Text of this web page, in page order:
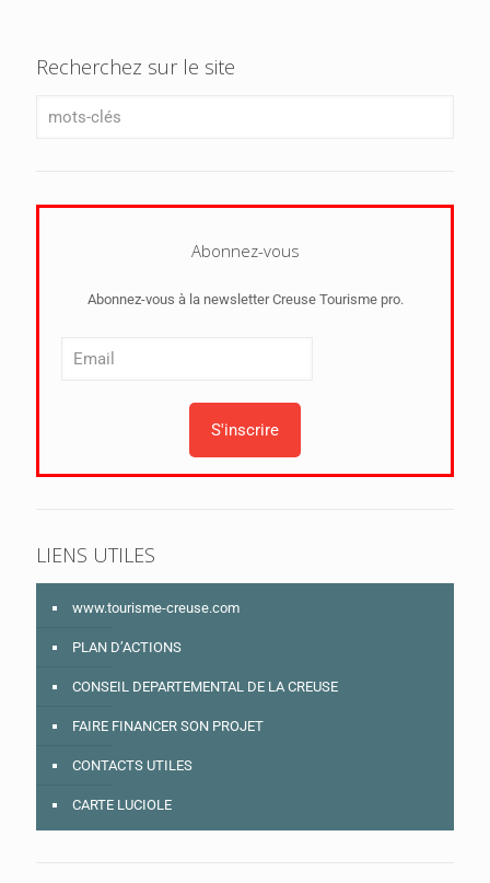
Recherchez sur le site
Abonnez-vous
Abonnez-vous à la newsletter Creuse Tourisme pro.
LIENS UTILES
www.tourisme-creuse.com
PLAN D’ACTIONS
CONSEIL DEPARTEMENTAL DE LA CREUSE
FAIRE FINANCER SON PROJET
CONTACTS UTILES
CARTE LUCIOLE